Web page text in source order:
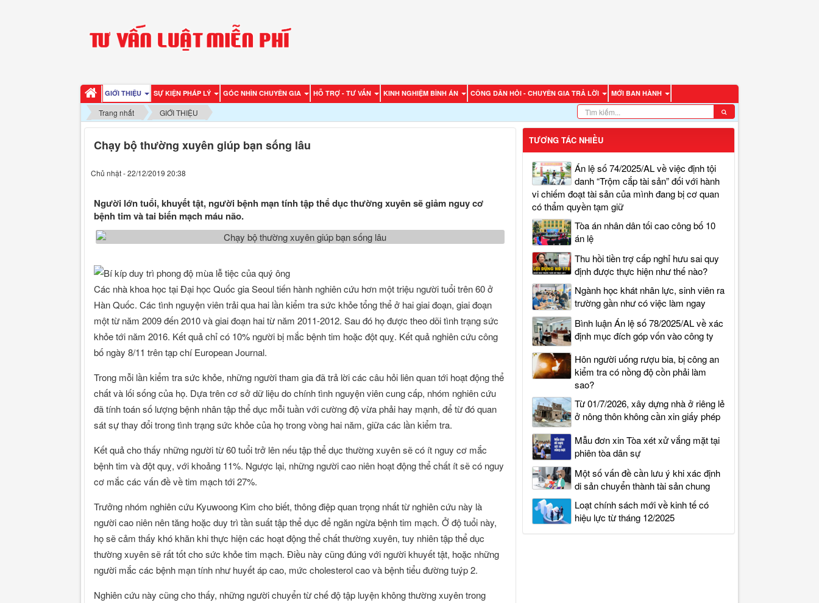
GIỚI THIỆU SỰ KIỆN PHÁP LÝ GÓC NHÌN CHUYÊN GIA HỖ TRỢ - TƯ VẤN KINH NGHIỆM BÌNH ÁN CÔNG DÂN HỎI - CHUYÊN GIA TRẢ LỜI MỚI BAN HÀNH
Trang nhất GIỚI THIỆU
Chạy bộ thường xuyên giúp bạn sống lâu
Chủ nhật - 22/12/2019 20:38
Người lớn tuổi, khuyết tật, người bệnh mạn tính tập thể dục thường xuyên sẽ giảm nguy cơ
bệnh tim và tai biến mạch máu não.
Các nhà khoa học tại Đại học Quốc gia Seoul tiến hành nghiên cứu hơn một triệu người tuổi trên 60 ở
Hàn Quốc. Các tình nguyện viên trải qua hai lần kiểm tra sức khỏe tổng thể ở hai giai đoạn, giai đoạn
một từ năm 2009 đến 2010 và giai đoạn hai từ năm 2011-2012. Sau đó họ được theo dõi tình trạng sức
khỏe tới năm 2016. Kết quả chỉ có 10% người bị mắc bệnh tim hoặc đột quỵ. Kết quả nghiên cứu công
bố ngày 8/11 trên tạp chí European Journal.
Trong mỗi lần kiểm tra sức khỏe, những người tham gia đã trả lời các câu hỏi liên quan tới hoạt động thể
chất và lối sống của họ. Dựa trên cơ sở dữ liệu do chính tình nguyện viên cung cấp, nhóm nghiên cứu
đã tính toán số lượng bệnh nhân tập thể dục mỗi tuần với cường độ vừa phải hay mạnh, để từ đó quan
sát sự thay đổi trong tình trạng sức khỏe của họ trong vòng hai năm, giữa các lần kiểm tra.
Kết quả cho thấy những người từ 60 tuổi trở lên nếu tập thể dục thường xuyên sẽ có ít nguy cơ mắc
bệnh tim và đột quỵ, với khoảng 11%. Ngược lại, những người cao niên hoạt động thể chất ít sẽ có nguy
cơ mắc các vấn đề về tim mạch tới 27%.
Trưởng nhóm nghiên cứu Kyuwoong Kim cho biết, thông điệp quan trọng nhất từ nghiên cứu này là
người cao niên nên tăng hoặc duy trì tần suất tập thể dục để ngăn ngừa bệnh tim mạch. Ở độ tuổi này,
họ sẽ cảm thấy khó khăn khi thực hiện các hoạt động thể chất thường xuyên, tuy nhiên tập thể dục
thường xuyên sẽ rất tốt cho sức khỏe tim mạch. Điều này cũng đúng với người khuyết tật, hoặc những
người mắc các bệnh mạn tính như huyết áp cao, mức cholesterol cao và bệnh tiểu đường tuýp 2.
Nghiên cứu này cũng cho thấy, những người chuyển từ chế độ tập luyện không thường xuyên trong
TƯƠNG TÁC NHIỀU
Án lệ số 74/2025/AL về việc định tội
danh “Trộm cắp tài sản” đối với hành
vi chiếm đoạt tài sản của mình đang bị cơ quan
có thẩm quyền tạm giữ
Tòa án nhân dân tối cao công bố 10
án lệ
Thu hồi tiền trợ cấp nghỉ hưu sai quy
định được thực hiện như thế nào?
Ngành học khát nhân lực, sinh viên ra
trường gần như có việc làm ngay
Bình luận Án lệ số 78/2025/AL về xác
định mục đích góp vốn vào công ty
Hôn người uống rượu bia, bị công an
kiểm tra có nồng độ cồn phải làm
sao?
Từ 01/7/2026, xây dựng nhà ở riêng lẻ
ở nông thôn không cần xin giấy phép
Mẫu đơn xin Tòa xét xử vắng mặt tại
phiên tòa dân sự
Một số vấn đề cần lưu ý khi xác định
di sản chuyển thành tài sản chung
Loạt chính sách mới về kinh tế có
hiệu lực từ tháng 12/2025